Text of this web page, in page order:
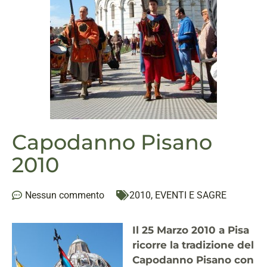
Capodanno Pisano
2010
Nessun commento 2010, EVENTI E SAGRE
Il 25 Marzo 2010 a Pisa
ricorre la tradizione del
Capodanno Pisano con